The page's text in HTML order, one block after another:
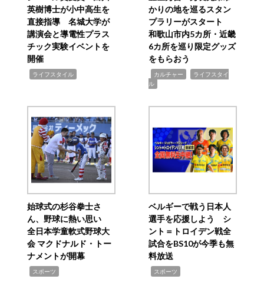
英樹博士が小中高生を
直接指導 名城大学が
講演会と導電性プラス
チック実験イベントを
開催
ライフスタイル
かりの地を巡るスタン
プラリーがスタート
和歌山市内5カ所・近畿
6カ所を巡り限定グッズ
をもらおう
カルチャー
ライフスタイ
ル
始球式の杉谷拳士さ
ん、野球に熱い思い
全日本学童軟式野球大
会 マクドナルド・トー
ナメントが開幕
スポーツ
ベルギーで戦う日本人
選手を応援しよう シ
ント＝トロイデン戦全
試合をBS10が今季も無
料放送
スポーツ